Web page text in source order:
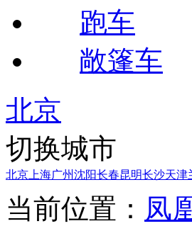
跑车
敞篷车
北京
切换城市
北京 上海广州沈阳长春昆明长沙天津
当前位置： 凤